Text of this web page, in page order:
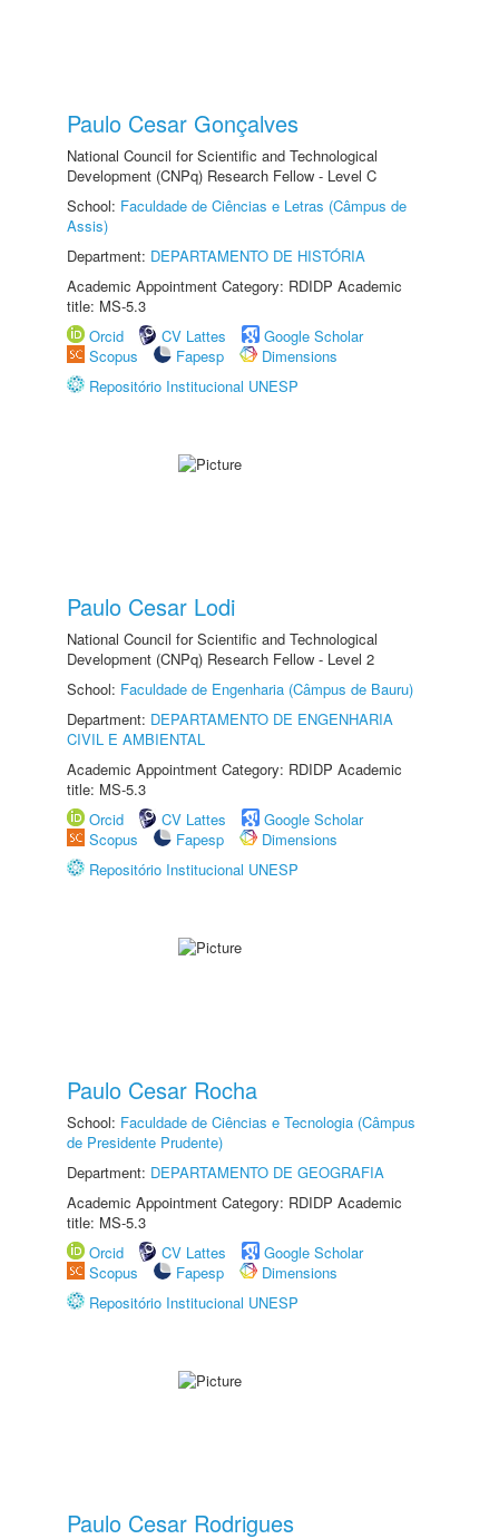
Paulo Cesar Gonçalves
National Council for Scientific and Technological
Development (CNPq) Research Fellow - Level C
School: Faculdade de Ciências e Letras (Câmpus de
Assis)
Department: DEPARTAMENTO DE HISTÓRIA
Academic Appointment Category: RDIDP Academic
title: MS-5.3
Orcid
CV Lattes
Google Scholar
Scopus
Fapesp
Dimensions
Repositório Institucional UNESP
Paulo Cesar Lodi
National Council for Scientific and Technological
Development (CNPq) Research Fellow - Level 2
School: Faculdade de Engenharia (Câmpus de Bauru)
Department: DEPARTAMENTO DE ENGENHARIA
CIVIL E AMBIENTAL
Academic Appointment Category: RDIDP Academic
title: MS-5.3
Orcid
CV Lattes
Google Scholar
Scopus
Fapesp
Dimensions
Repositório Institucional UNESP
Paulo Cesar Rocha
School: Faculdade de Ciências e Tecnologia (Câmpus
de Presidente Prudente)
Department: DEPARTAMENTO DE GEOGRAFIA
Academic Appointment Category: RDIDP Academic
title: MS-5.3
Orcid
CV Lattes
Google Scholar
Scopus
Fapesp
Dimensions
Repositório Institucional UNESP
Paulo Cesar Rodrigues